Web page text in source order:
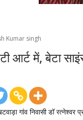
Kumar singh
आर्ट में, बेटा
गांव निवासी डॉ रत्नेश्वर